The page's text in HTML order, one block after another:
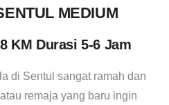
MEDIUM
KM Durasi 5-6 Jam
di Sentul sangat ramah dan
remaja yang baru ingin